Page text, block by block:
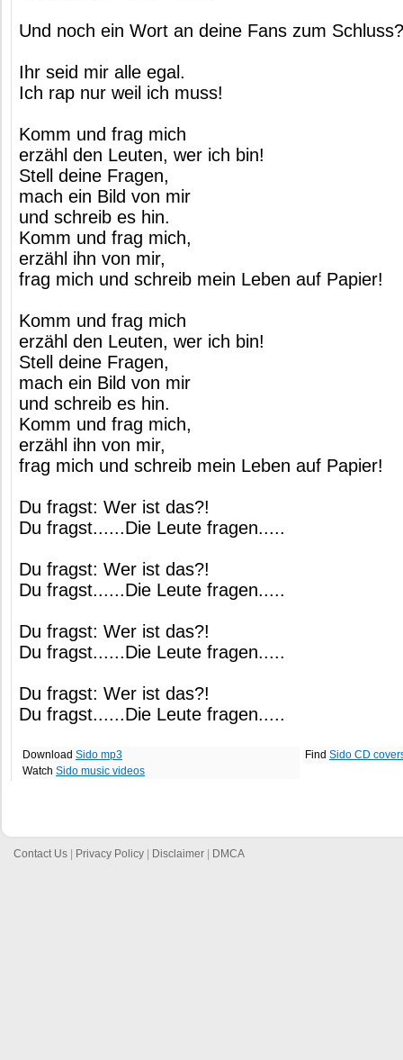
Und noch ein Wort an deine Fans zum
Ihr seid mir alle egal.
Ich rap nur weil ich muss!
Komm und frag mich
erzähl den Leuten, wer ich bin!
Stell deine Fragen,
mach ein Bild von mir
und schreib es hin.
Komm und frag mich,
erzähl ihn von mir,
frag mich und schreib mein Leben auf Papier!
Komm und frag mich
erzähl den Leuten, wer ich bin!
Stell deine Fragen,
mach ein Bild von mir
und schreib es hin.
Komm und frag mich,
erzähl ihn von mir,
frag mich und schreib mein Leben auf Papier!
Du fragst: Wer ist das?!
Du fragst......Die Leute fragen.....
Du fragst: Wer ist das?!
Du fragst......Die Leute fragen.....
Du fragst: Wer ist das?!
Du fragst......Die Leute fragen.....
Du fragst: Wer ist das?!
Du fragst......Die Leute fragen.....
Download Sido mp3
Watch Sido music videos
Find Sido CD
Contact Us Privacy Policy Disclaimer DMCA